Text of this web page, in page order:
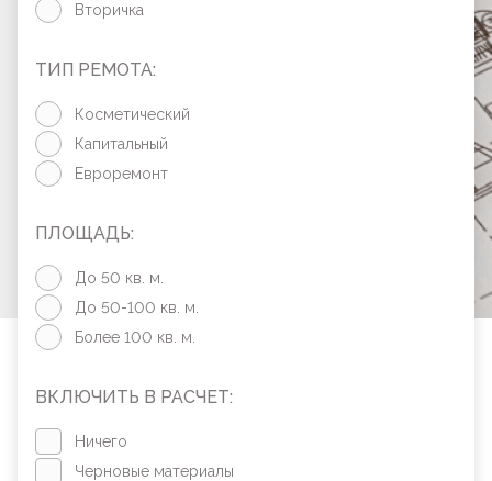
Вторичка
ТИП РЕМОТА:
Косметический
Капитальный
Евроремонт
ПЛОЩАДЬ:
До 50 кв. м.
До 50-100 кв. м.
Более 100 кв. м.
ВКЛЮЧИТЬ В РАСЧЕТ:
Ничего
Черновые материалы